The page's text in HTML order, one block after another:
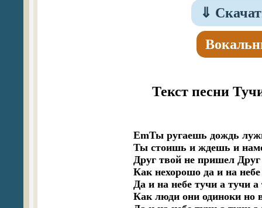
⇓
Текст песни
EmТы ругаешь дождь
Ты стоишь и ждешь и
Друг твой не пришел
Как нехорошо да и на
Да и на небе тучи а тучи
Как люди они одиноки но